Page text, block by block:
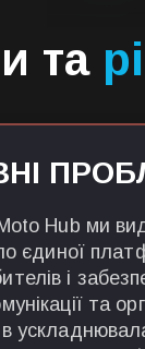
та
Hub ми
єдиної
і
та